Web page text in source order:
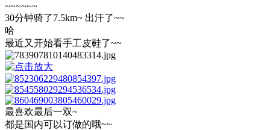
~~~~~~
30分钟骑了7.5km~ 出汗了~~
哈
最近又开始看手工皮鞋了~~
最喜欢最后一双~
都是国内可以订做的哦~~